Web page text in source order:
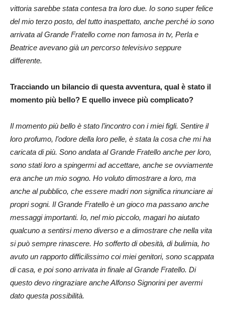
vittoria sarebbe stata contesa tra loro due. Io sono super felice
del mio terzo posto, del tutto inaspettato, anche perché io sono
arrivata al Grande Fratello come non famosa in tv, Perla e
Beatrice avevano già un percorso televisivo seppure
differente.
Tracciando un bilancio di questa avventura, qual è stato il
momento più bello? E quello invece più complicato?
Il momento più bello è stato l’incontro con i miei figli. Sentire il
loro profumo, l’odore della loro pelle, è stata la cosa che mi ha
caricata di più. Sono andata al Grande Fratello anche per loro,
sono stati loro a spingermi ad accettare, anche se ovviamente
era anche un mio sogno. Ho voluto dimostrare a loro, ma
anche al pubblico, che essere madri non significa rinunciare ai
propri sogni. Il Grande Fratello è un gioco ma passano anche
messaggi importanti. Io, nel mio piccolo, magari ho aiutato
qualcuno a sentirsi meno diverso e a dimostrare che nella vita
si può sempre rinascere. Ho sofferto di obesità, di bulimia, ho
avuto un rapporto difficilissimo coi miei genitori, sono scappata
di casa, e poi sono arrivata in finale al Grande Fratello. Di
questo devo ringraziare anche Alfonso Signorini per avermi
dato questa possibilità.